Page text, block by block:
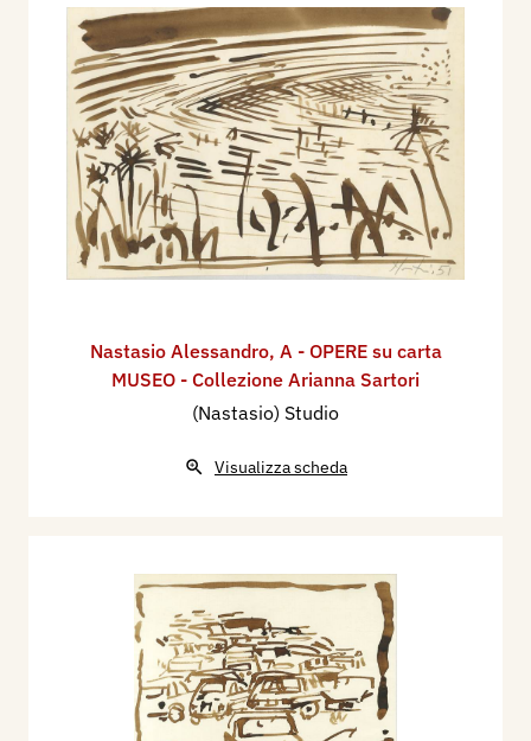
Nastasio Alessandro, A - OPERE su carta
MUSEO - Collezione Arianna Sartori
(Nastasio) Studio
Visualizza scheda